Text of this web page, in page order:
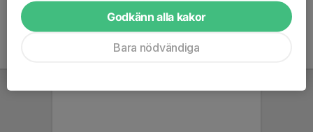
Godkänn alla kakor
Bara nödvändiga